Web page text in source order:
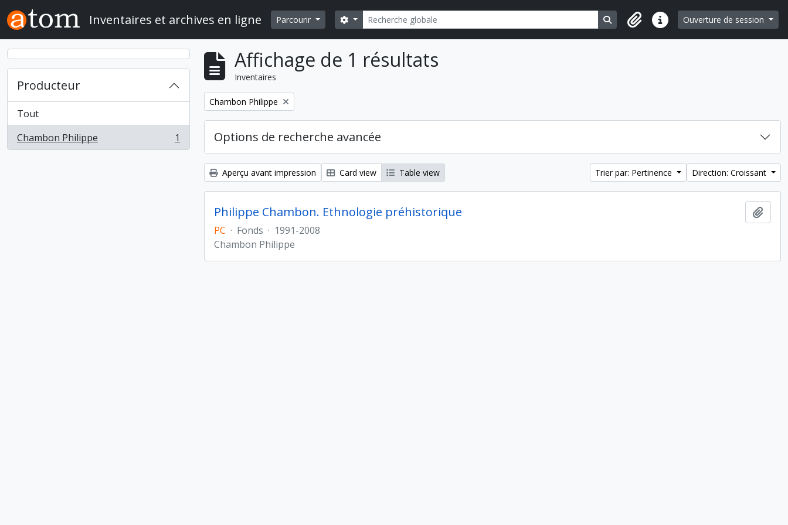
Skip to main content
Inventaires et archives en ligne Parcourir Rechercher
Search options Search in browse page
Liens rapidesOuverture de session
Producteur
Tout
Chambon Philippe
, 1 résultats 1
Affichage de 1 résultats
Inventaires
Remove filter:
Chambon Philippe
Options de recherche avancée
Aperçu avant impression Card view Table view Trier par: Pertinence Direction: Croissant
Philippe Chambon. Ethnologie préhistorique
PC · Fonds · 1991-2008
Chambon Philippe